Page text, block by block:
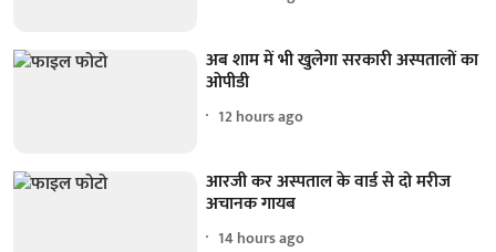
अब शाम में भी खुलेगा सरकारी अस्पतालों का
ओपीडी
12 hours ago
आरजी कर अस्पताल के वार्ड से दो मरीज
अचानक गायब
14 hours ago